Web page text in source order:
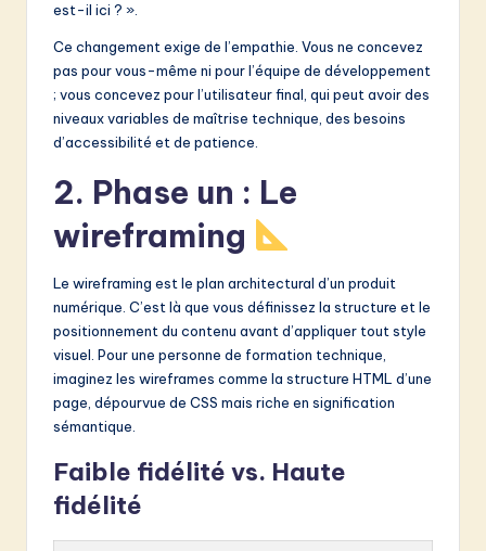
est-il ici ? ».
Ce changement exige de l’empathie. Vous ne concevez
pas pour vous-même ni pour l’équipe de développement
; vous concevez pour l’utilisateur final, qui peut avoir des
niveaux variables de maîtrise technique, des besoins
d’accessibilité et de patience.
2. Phase un : Le
wireframing
Le wireframing est le plan architectural d’un produit
numérique. C’est là que vous définissez la structure et le
positionnement du contenu avant d’appliquer tout style
visuel. Pour une personne de formation technique,
imaginez les wireframes comme la structure HTML d’une
page, dépourvue de CSS mais riche en signification
sémantique.
Faible fidélité vs. Haute
fidélité